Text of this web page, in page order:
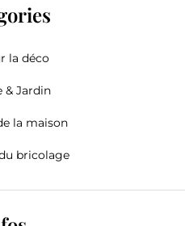
la déco
& Jardin
la maison
bricolage